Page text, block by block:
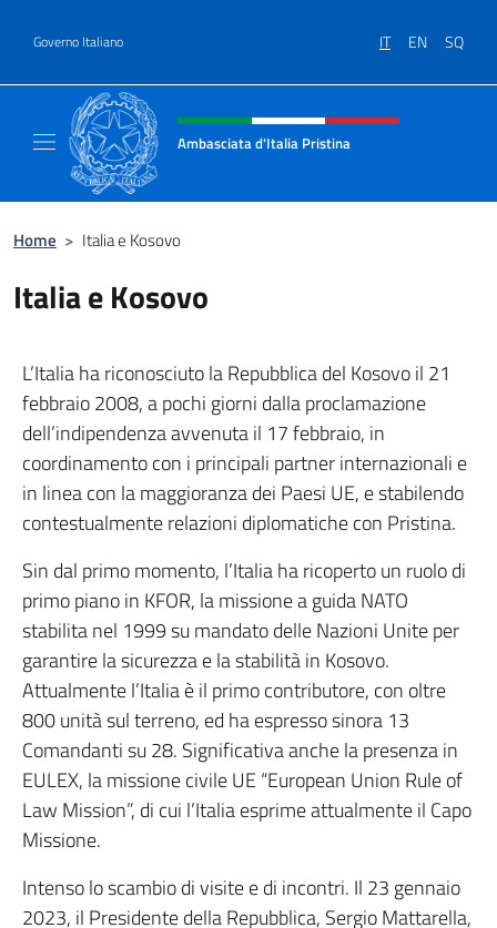
Governo Italiano IT EN SQ
Intestazione sito, social e menù
Ambasciata d'Italia Pristina
Home > Italia e Kosovo
Italia e Kosovo
L’Italia ha riconosciuto la Repubblica del Kosovo il 21
febbraio 2008, a pochi giorni dalla proclamazione
dell’indipendenza avvenuta il 17 febbraio, in
coordinamento con i principali partner internazionali e
in linea con la maggioranza dei Paesi UE, e stabilendo
contestualmente relazioni diplomatiche con Pristina.
Sin dal primo momento, l’Italia ha ricoperto un ruolo di
primo piano in KFOR, la missione a guida NATO
stabilita nel 1999 su mandato delle Nazioni Unite per
garantire la sicurezza e la stabilità in Kosovo.
Attualmente l’Italia è il primo contributore, con oltre
800 unità sul terreno, ed ha espresso sinora 13
Comandanti su 28. Significativa anche la presenza in
EULEX, la missione civile UE “European Union Rule of
Law Mission”, di cui l’Italia esprime attualmente il Capo
Missione.
Intenso lo scambio di visite e di incontri. Il 23 gennaio
2023, il Presidente della Repubblica, Sergio Mattarella,